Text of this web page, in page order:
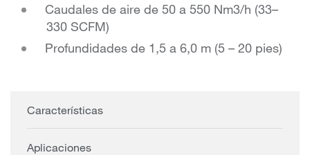
Caudales de aire de 50 a 550 Nm3/h (33–
330 SCFM)
Profundidades de 1,5 a 6,0 m (5 – 20 pies)
Características
Aplicaciones